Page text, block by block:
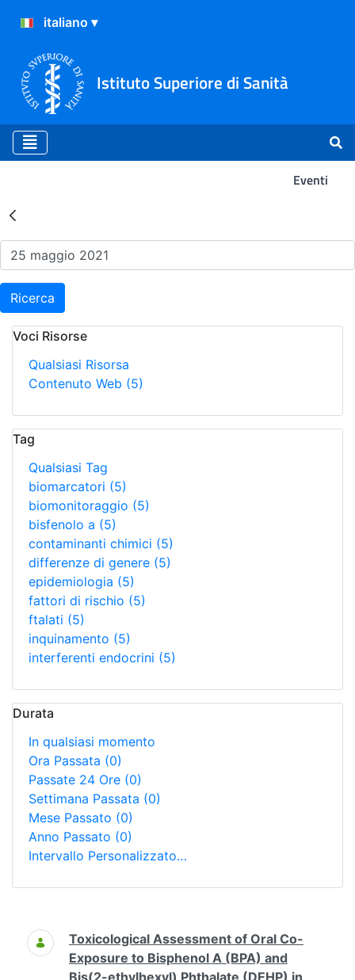
Istituto Superiore di Sanità
Eventi
Risultati della Ricerca -
Ricerca
Voci Risorse
Qualsiasi Risorsa
Contenuto Web (5)
Tag
Qualsiasi Tag
biomarcatori (5)
biomonitoraggio (5)
bisfenolo a (5)
contaminanti chimici (5)
differenze di genere (5)
epidemiologia (5)
fattori di rischio (5)
ftalati (5)
inquinamento (5)
interferenti endocrini (5)
Durata
In qualsiasi momento
Ora Passata (0)
Passate 24 Ore (0)
Settimana Passata (0)
Mese Passato (0)
Anno Passato (0)
Intervallo Personalizzato…
Ricerca
Toxicological Assessment of Oral Co-
Exposure to Bisphenol A (BPA) and
Bis(2-ethylhexyl) Phthalate (DEHP) in